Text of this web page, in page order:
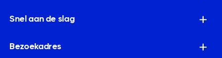
Snel aan de slag
Bezoekadres